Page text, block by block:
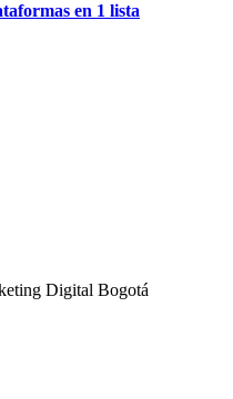
en 1 lista
Digital Bogotá